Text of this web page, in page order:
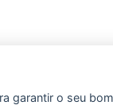
garantir o seu